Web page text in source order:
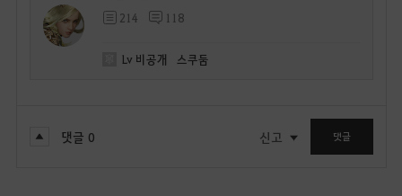
214 118
Lv 비공개 스쿠둠
댓글 0 신고 댓글